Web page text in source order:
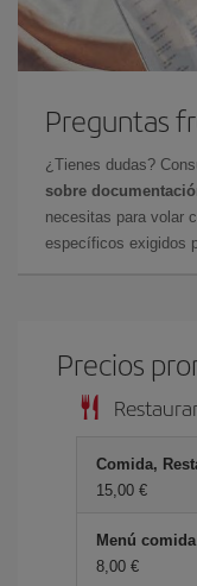
Preguntas
¿Tienes dudas?
sobre
necesitas para volar
específicos exigidos
Precios
Comida,
15,00 €
Menú
8,00 €